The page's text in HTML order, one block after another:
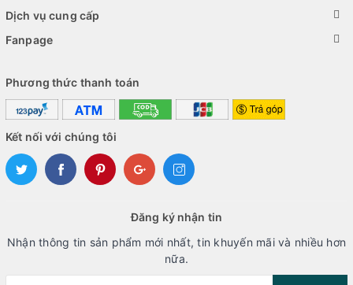
Dịch vụ cung cấp
Fanpage
Phương thức thanh toán
Kết nối với chúng tôi
Đăng ký nhận tin
Nhận thông tin sản phẩm mới nhất, tin khuyến mãi và nhiều hơn
nữa.